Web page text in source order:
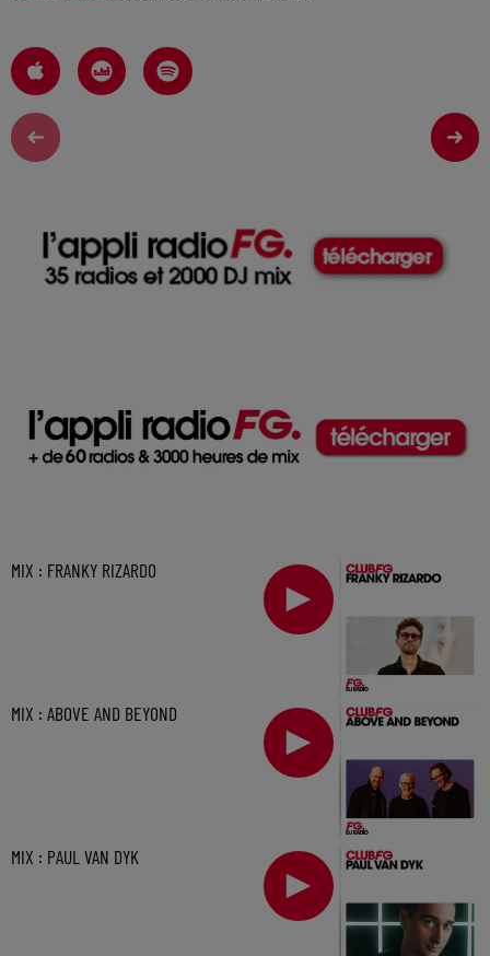
MIX : FRANKY RIZARDO
MIX : ABOVE AND BEYOND
MIX : PAUL VAN DYK